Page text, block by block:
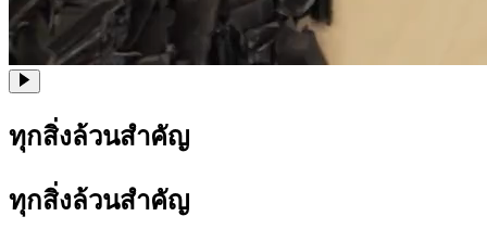
ทุกสิ่งล้วนสำคัญ
ทุกสิ่งล้วนสำคัญ